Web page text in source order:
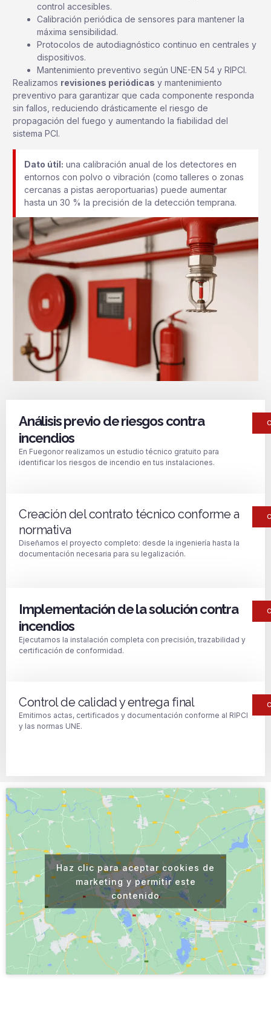
control accesibles.
Calibración periódica de sensores para mantener la
máxima sensibilidad.
Protocolos de autodiagnóstico continuo en centrales y
dispositivos.
Mantenimiento preventivo según UNE-EN 54 y RIPCI.
Realizamos revisiones periódicas y mantenimiento
preventivo para garantizar que cada componente responda
sin fallos, reduciendo drásticamente el riesgo de
propagación del fuego y aumentando la fiabilidad del
sistema PCI.
Dato útil: una calibración anual de los detectores en
entornos con polvo o vibración (como talleres o zonas
cercanas a pistas aeroportuarias) puede aumentar
hasta un 30 % la precisión de la detección temprana.
Análisis previo de riesgos contra
incendios
En Fuegonor realizamos un estudio técnico gratuito para
identificar los riesgos de incendio en tus instalaciones.
Creación del contrato técnico conforme a
normativa
Diseñamos el proyecto completo: desde la ingeniería hasta la
documentación necesaria para su legalización.
Implementación de la solución contra
incendios
Ejecutamos la instalación completa con precisión, trazabilidad y
certificación de conformidad.
Control de calidad y entrega final
Emitimos actas, certificados y documentación conforme al RIPCI
y las normas UNE.
Haz clic para aceptar cookies de
marketing y permitir este
contenido